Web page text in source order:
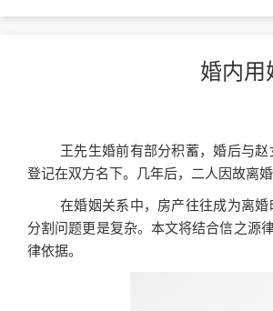
婚内用
王先生婚前有部分积蓄，婚后与
登记在双方名下。几年后，二人因故离
在婚姻关系中，房产往往成为离
分割问题更是复杂。本文将结合信之源
律依据。